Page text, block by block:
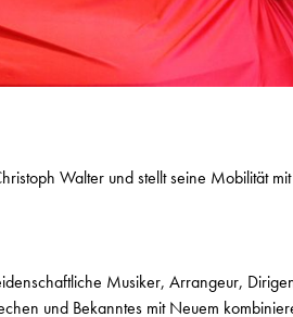
Walter und stellt seine Mobilität
Musiker, Arrangeur,
und Bekanntes mit Neuem